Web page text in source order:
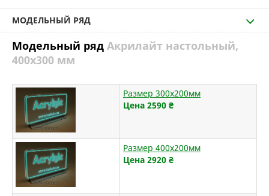
МОДЕЛЬНЫЙ РЯД
Модельный ряд Акрилайт настольный,
400х300 мм
Размер 300х200мм
Цена 2590 ₴
Размер 400х200мм
Цена 2920 ₴